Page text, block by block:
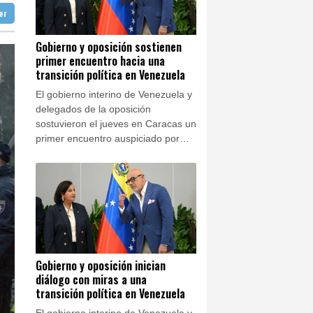
26 °C
Ibiza
26 °C
22 °C
Gobierno y oposición sostienen
primer encuentro hacia una
transición política en Venezuela
El gobierno interino de Venezuela y
delegados de la oposición
sostuvieron el jueves en Caracas un
primer encuentro auspiciado por
transición política y un eventual
llamado a elecciones.
Gobierno y oposición inician
diálogo con miras a una
transición política en Venezuela